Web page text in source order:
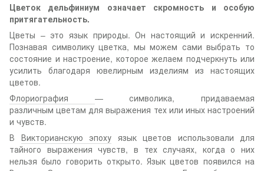
Цветок дельфиниум означает скромность и особую
притягательность.
Цветы – это язык природы. Он настоящий и искренний.
Познавая символику цветка, мы можем сами выбрать то
состояние и настроение, которое желаем подчеркнуть или
усилить благодаря ювелирным изделиям из настоящих
цветов.
Флориография — символика, придаваемая
различным цветам для выражения тех или иных настроений
и чувств.
В Викторианскую эпоху язык цветов использовали для
тайного выражения чувств, в тех случаях, когда о них
нельзя было говорить открыто. Язык цветов появился на